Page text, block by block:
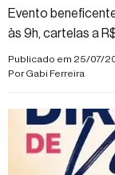
Evento
às 9h, cartelas a
Rancho dos
Publicado em 25/07/
PorGabi Ferreira